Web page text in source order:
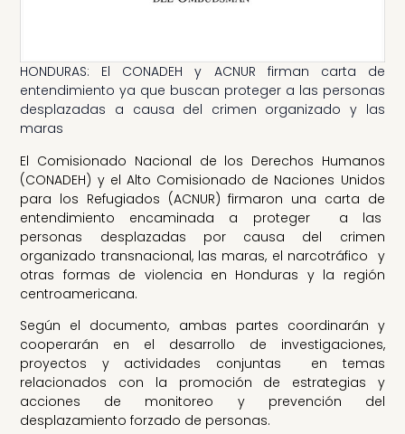
HONDURAS: El CONADEH y ACNUR firman carta de
entendimiento ya que buscan proteger a las personas
desplazadas a causa del crimen organizado y las
maras
El Comisionado Nacional de los Derechos Humanos
(CONADEH) y el Alto Comisionado de Naciones Unidos
para los Refugiados (ACNUR) firmaron una carta de
entendimiento encaminada a proteger a las
personas desplazadas por causa del crimen
organizado transnacional, las maras, el narcotráfico y
otras formas de violencia en Honduras y la región
centroamericana.
Según el documento, ambas partes coordinarán y
cooperarán en el desarrollo de investigaciones,
proyectos y actividades conjuntas en temas
relacionados con la promoción de estrategias y
acciones de monitoreo y prevención del
desplazamiento forzado de personas.